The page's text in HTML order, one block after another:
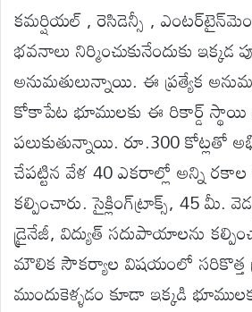
కమర్షియల్ , రెసిడెన్సీ ,
భవనాలు నిర్మించుకునేందుకు ఇక్కడ
అనుమతులున్నాయి. ఈ ప్రత్యేక
కోకాపేట భూములకు ఈ రికార్డ్ స్థాయి
పలుకుతున్నాయి. రూ.300 కోట్లతో
చేపట్టిన వేళ 40 ఎకరాల్లో అన్ని
కల్పించారు. సైక్లింగ్​ట్రాక్స్​, 45 మీ.
డ్రైనేజీ, విద్యుత్​ సదుపాయాలను
మౌలిక సౌకర్యాల విషయంలో సరికొత్త
ముందుకెళ్ళడం కూడా ఇక్కడి